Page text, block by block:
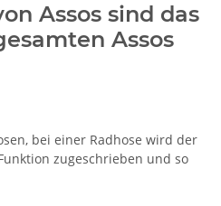
Assos sind das
Assos
bei einer Radhose wird der
zugeschrieben und so